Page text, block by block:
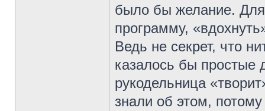
было бы желание. Для
программу,
Ведь не секрет, что
казалось бы
рукодельница
знали об этом,